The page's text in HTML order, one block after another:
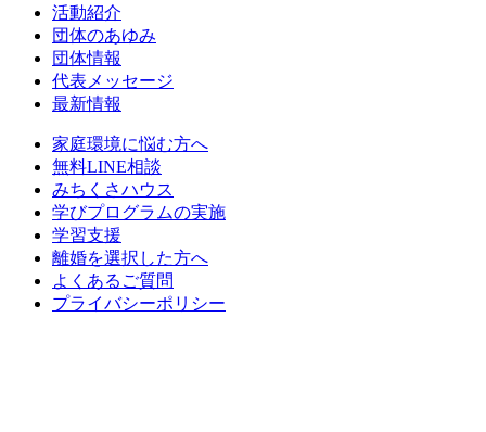
活動紹介
団体のあゆみ
団体情報
代表メッセージ
最新情報
家庭環境に悩む方へ
無料LINE相談
みちくさハウス
学びプログラムの実施
学習支援
離婚を選択した方へ
よくあるご質問
プライバシーポリシー